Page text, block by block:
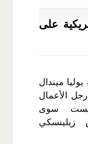
على
ميندال
الأعمال
سوى
زيلينسكي